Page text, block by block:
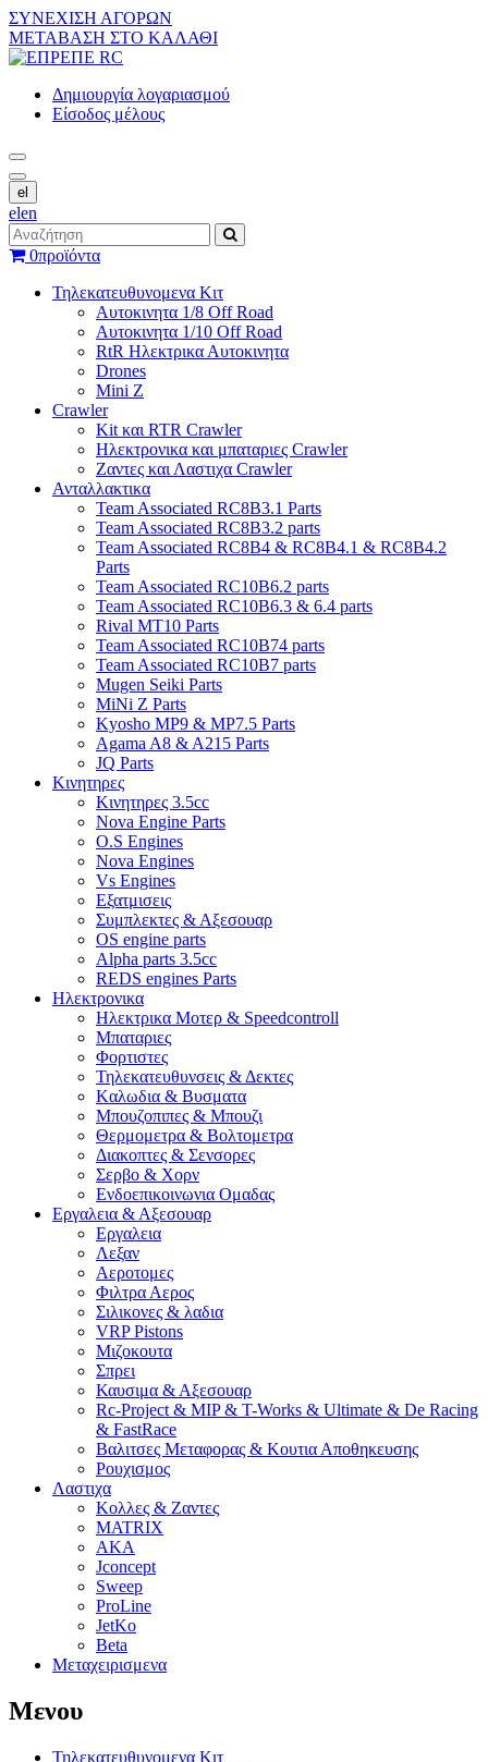
ΣΥΝΕΧΙΣΗ ΑΓΟΡΩΝ
ΜΕΤΑΒΑΣΗ ΣΤΟ ΚΑΛΑΘΙ
Δημιουργία λογαριασμού
Είσοδος μέλους
el
elen
0προϊόντα
Τηλεκατευθυνομενα Κιτ
Αυτοκινητα 1/8 Off Road
Αυτοκινητα 1/10 Off Road
RtR Ηλεκτρικα Αυτοκινητα
Drones
Mini Z
Crawler
Kit και RTR Crawler
Ηλεκτρονικα και μπαταριες Crawler
Ζαντες και Λαστιχα Crawler
Ανταλλακτικα
Team Associated RC8B3.1 Parts
Team Associated RC8B3.2 parts
Team Associated RC8B4 & RC8B4.1 & RC8B4.2
Parts
Team Associated RC10B6.2 parts
Team Associated RC10B6.3 & 6.4 parts
Rival MT10 Parts
Team Associated RC10B74 parts
Team Associated RC10B7 parts
Mugen Seiki Parts
MiNi Z Parts
Kyosho MP9 & MP7.5 Parts
Agama A8 & A215 Parts
JQ Parts
Κινητηρες
Κινητηρες 3.5cc
Nova Engine Parts
O.S Engines
Nova Engines
Vs Engines
Εξατμισεις
Συμπλεκτες & Αξεσουαρ
OS engine parts
Alpha parts 3.5cc
REDS engines Parts
Ηλεκτρονικα
Ηλεκτρικα Μοτερ & Speedcontroll
Μπαταριες
Φορτιστες
Τηλεκατευθυνσεις & Δεκτες
Kαλωδια & Βυσματα
Μπουζοπιπες & Μπουζι
Θερμομετρα & Βολτομετρα
Διακοπτες & Σενσορες
Σερβο & Χορν
Ενδοεπικοινωνια Ομαδας
Εργαλεια & Αξεσουαρ
Εργαλεια
Λεξαν
Αεροτομες
Φιλτρα Αερος
Σιλικονες & λαδια
VRP Pistons
Μιζοκουτα
Σπρει
Καυσιμα & Αξεσουαρ
Rc-Project & MIP & T-Works & Ultimate & De Racing
& FastRace
Βαλιτσες Μεταφορας & Κουτια Αποθηκευσης
Ρουχισμος
Λαστιχα
Κολλες & Ζαντες
MATRIX
AKA
Jconcept
Sweep
ProLine
JetKo
Beta
Μεταχειρισμενα
Μενου
Τηλεκατευθυνομενα Κιτ